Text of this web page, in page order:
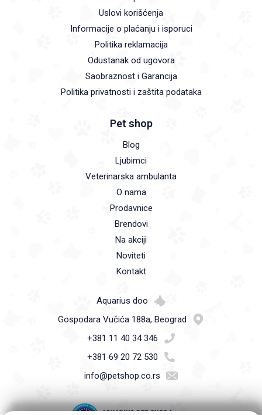
Uslovi korišćenja
Informacije o plaćanju i isporuci
Politika reklamacija
Odustanak od ugovora
Saobraznost i Garancija
Politika privatnosti i zaštita podataka
Pet shop
Blog
Ljubimci
Veterinarska ambulanta
O nama
Prodavnice
Brendovi
Na akciji
Noviteti
Kontakt
Aquarius doo
Gospodara Vučića 188a, Beograd
+381 11 40 34 346
+381 69 20 72 530
info@petshop.co.rs